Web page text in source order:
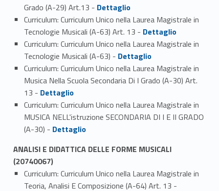
Grado (A-29) Art.13 - Link identifier #identifier_person_84501-1
Dettaglio
Curriculum: Curriculum Unico nella Laurea Magistrale in
Tecnologie Musicali (A-63) Art. 13 - Link identifier #identifier_person_22198-2
Dettaglio
Curriculum: Curriculum Unico nella Laurea Magistrale in
Tecnologie Musicali (A-63) - Link identifier #identifier_person_86851-3
Dettaglio
Curriculum: Curriculum Unico nella Laurea Magistrale in
Musica Nella Scuola Secondaria Di I Grado (A-30) Art.
13 - Link identifier #identifier_person_68836-4
Dettaglio
Curriculum: Curriculum Unico nella Laurea Magistrale in
MUSICA NELL'istruzione SECONDARIA DI I E II GRADO
(A-30) - Link identifier #identifier_person_20572-5
Dettaglio
ANALISI E DIDATTICA DELLE FORME MUSICALI
(20740067)
Curriculum: Curriculum Unico nella Laurea Magistrale in
Teoria, Analisi E Composizione (A-64) Art. 13 -